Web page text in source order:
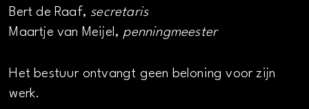
Bert de Raaf, secretaris
Maartje van Meijel, penningmeester
Het bestuur ontvangt geen beloning voor zijn
werk.